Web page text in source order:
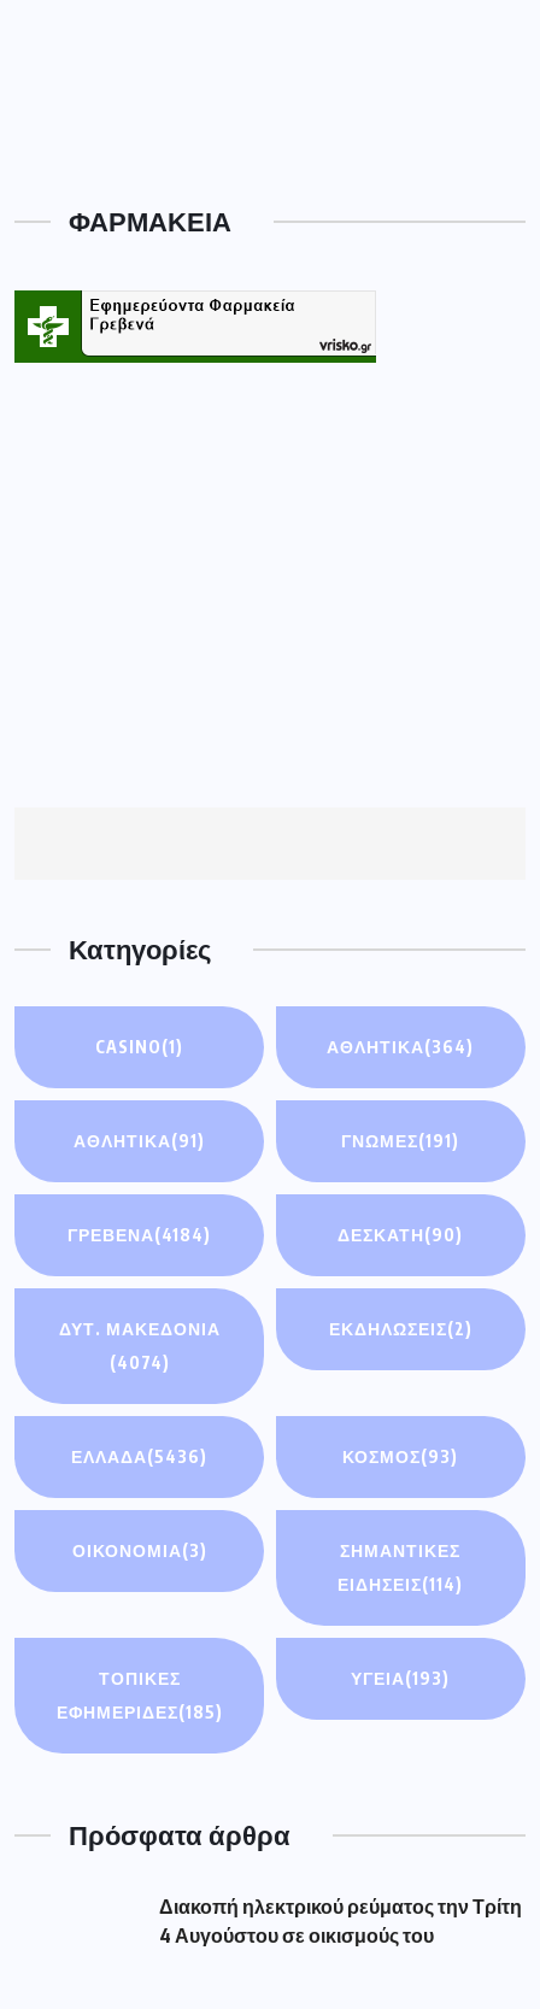
ΦΑΡΜΑΚΕΙΑ
Κατηγορίες
CASINO(1) ΑΘΛΗΤΙΚΑ(364)
ΑΘΛΗΤΙΚΆ(91) ΓΝΩΜΕΣ(191)
ΓΡΕΒΕΝΑ(4184) ΔΕΣΚΑΤΗ(90)
ΔΥΤ. ΜΑΚΕΔΟΝΙΑ
(4074)
ΕΚΔΗΛΩΣΕΙΣ(2)
ΕΛΛΑΔΑ(5436) ΚΟΣΜΟΣ(93)
ΟΙΚΟΝΟΜΊΑ(3)
ΣΗΜΑΝΤΙΚΈΣ
ΕΙΔΉΣΕΙΣ(114)
ΤΟΠΙΚΕΣ
ΕΦΗΜΕΡΙΔΕΣ(185)
ΥΓΕΙΑ(193)
Πρόσφατα άρθρα
Διακοπή ηλεκτρικού ρεύματος την Τρίτη
4 Αυγούστου σε οικισμούς του